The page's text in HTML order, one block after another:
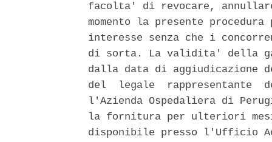
facolta' di revocare,
momento la presente
interesse senza che i
di sorta. La validita' della
dalla data di aggiudicazione
del  legale  rappresentante
l'Azienda Ospedaliera di
la fornitura per ulteriori
disponibile presso l'Ufficio